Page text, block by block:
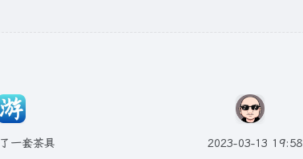
一套茶具 2023-03-13 19:58